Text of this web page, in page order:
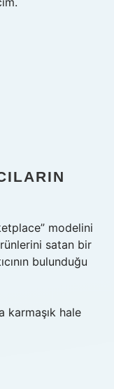
modelini
satan bir
bulunduğu
karmaşık hale